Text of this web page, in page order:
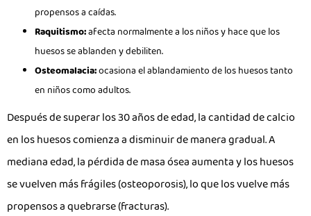
propensos a caídas.
Raquitismo:afecta normalmente a los niños y hace que los
huesos se ablanden y debiliten.
Osteomalacia:ocasiona el ablandamiento de los huesos tanto
en niños como adultos.
Después de superar los 30 años de edad, la cantidad de calcio
en los huesos comienza a disminuir de manera gradual. A
mediana edad, la pérdida de masa ósea aumenta y los huesos
se vuelven más frágiles (osteoporosis), lo que los vuelve más
propensos a quebrarse (fracturas).